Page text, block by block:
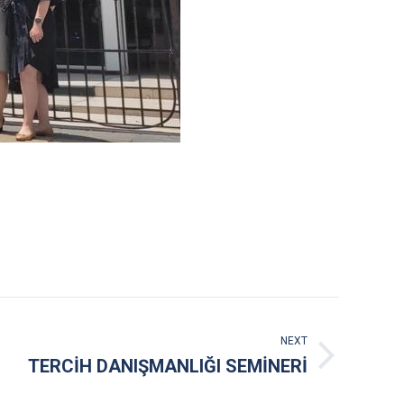
NEXT
TERCİH DANIŞMANLIĞI SEMİNERİ